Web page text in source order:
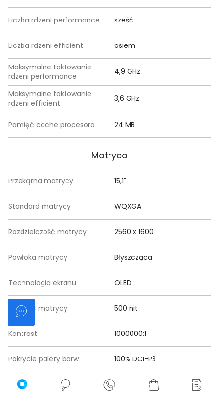
Liczba rdzeni performance sześć
Liczba rdzeni efficient osiem
Maksymalne taktowanie
rdzeni performance
4,9 GHz
Maksymalne taktowanie
rdzeni efficient
3,6 GHz
Pamięć cache procesora 24 MB
Matryca
Przekątna matrycy 15,1"
Standard matrycy WQXGA
Rozdzielczość matrycy 2560 x 1600
Powłoka matrycy Błyszcząca
Technologia ekranu OLED
Jasność matrycy 500 nit
Kontrast 1000000:1
Pokrycie palety barw 100% DCI-P3
Obsługiwany standard HDR HDR True Black 600